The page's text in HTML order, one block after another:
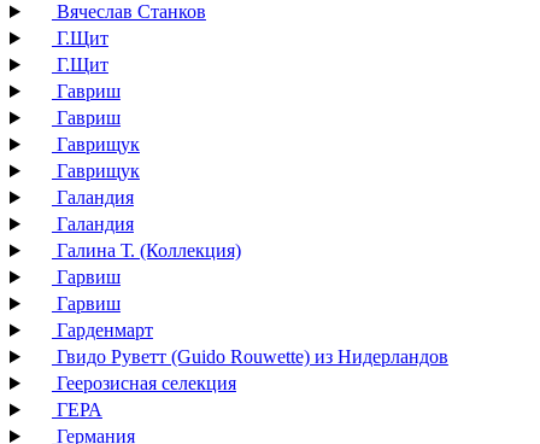
Вячеслав Станков
Г.Щит
Г.Щит
Гавриш
Гавриш
Гаврищук
Гаврищук
Галандия
Галандия
Галина Т. (Коллекция)
Гарвиш
Гарвиш
Гарденмарт
Гвидо Руветт (Guido Rouwette) из Нидерландов
Геерозисная селекция
ГЕРА
Германия